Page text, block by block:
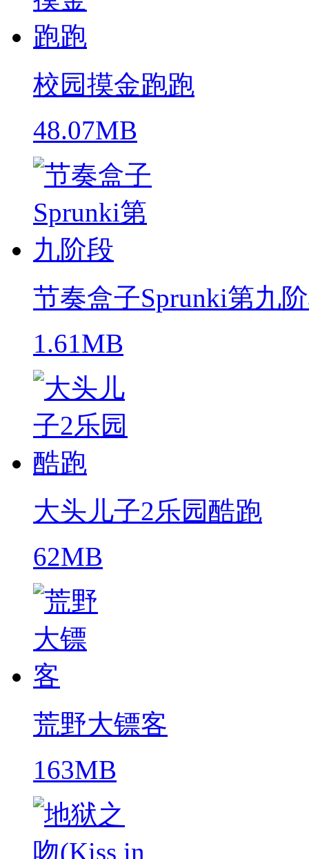
校园摸金跑跑
48.07MB
节奏盒子Sprunki第九
1.61MB
大头儿子2乐园酷跑
62MB
荒野大镖客
163MB